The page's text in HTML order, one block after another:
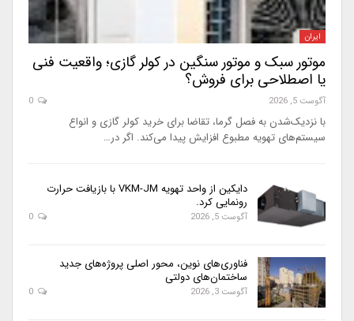
ایران
موتور سبک و موتور سنگین در کولر گازی؛ واقعیت فنی
یا اصطلاحی برای فروش؟
آگوست 5, 2026
با نزدیک‌شدن به فصل گرما، تقاضا برای خرید کولر گازی و انواع
سیستم‌های تهویه مطبوع افزایش پیدا می‌کند. اگر در…
دایکین از واحد تهویه VKM-JM با بازیافت حرارت
رونمایی کرد.
آگوست 5, 2026
فناوری‌های نوین، محور اصلی پروژه‌های جدید
ساختمان‌های دولتی
آگوست 3, 2026